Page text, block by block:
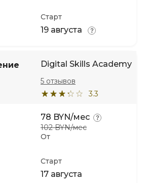
Старт
19 августа
Digital Skills Academy
3.3
5 отзывов
От
78 BYN/мес
102 BYN/мес
Старт
17 августа